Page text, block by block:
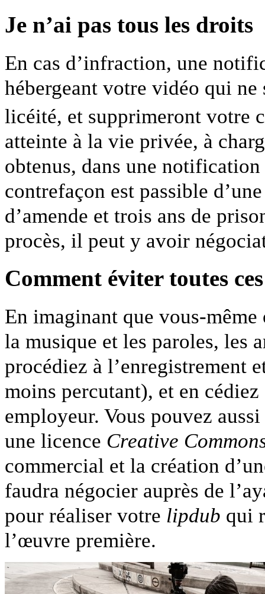
Je n’ai pas tous les droits
En cas d’infraction, une
hébergeant votre vidéo qui
licéité, et supprimeront votre
atteinte à la vie privée, à
obtenus, dans une
contrefaçon est passible
d’amende et trois ans de
procès, il peut y avoir
Comment éviter toutes
En imaginant que vous-
la musique et les paroles, les
procédiez à l’enregistrement
moins percutant), et en
employeur. Vous pouvez
une licence Creative
commercial et la création
faudra négocier auprès de
pour réaliser votre lipdub qui
l’œuvre première.